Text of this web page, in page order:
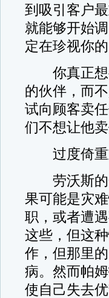
到吸引客户
就能够开始
定在珍视你
你真正想
的伙伴，而
试向顾客卖
们不想让他卖
过度倚重
劳沃斯的
果可能是灾
职，或者遭
这些，但这
作，但那里
病。然而帕
使自己失去